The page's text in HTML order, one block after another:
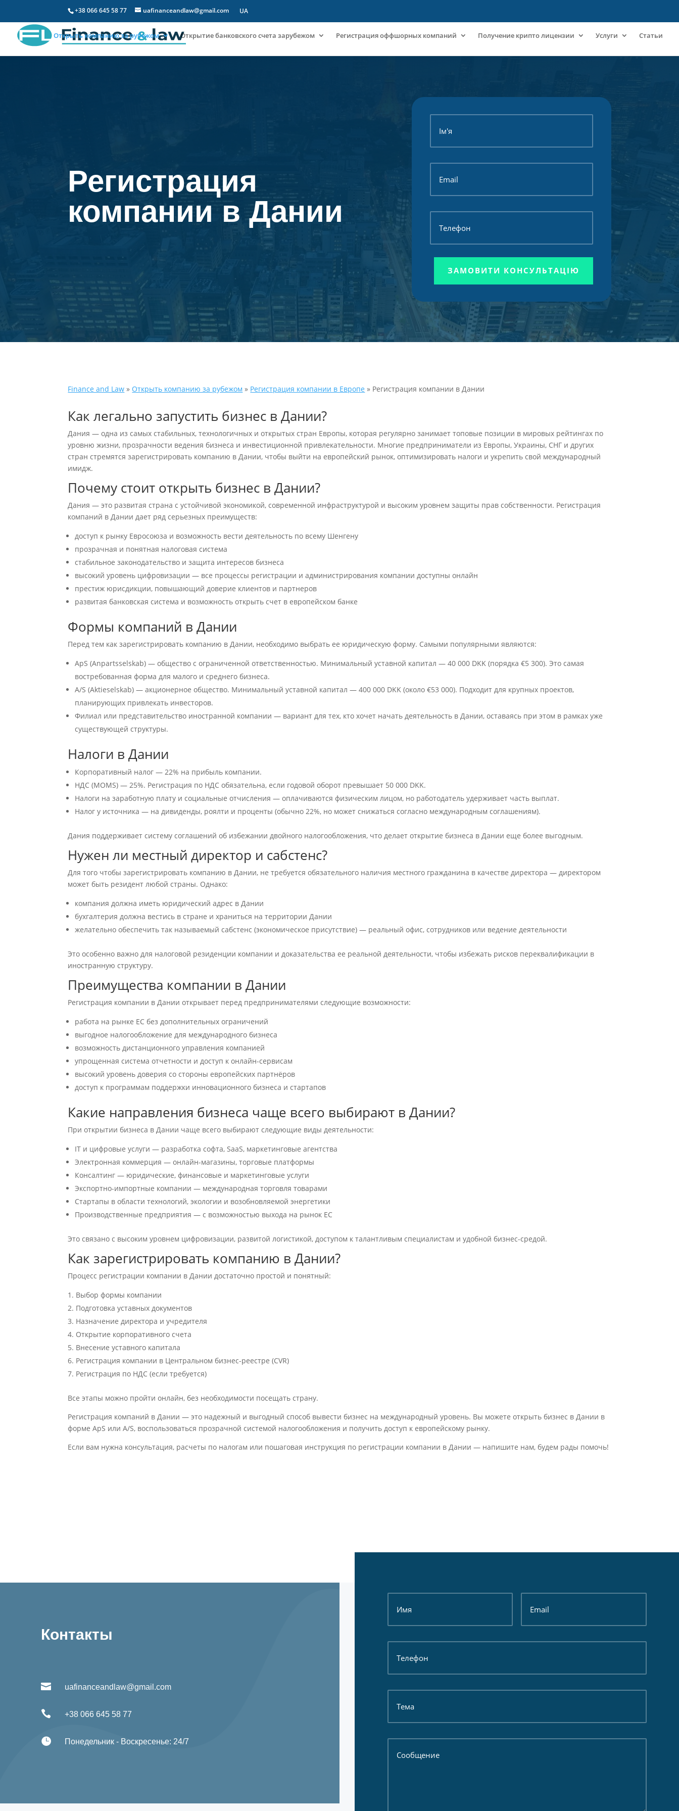
+38 066 645 58 77 uafinanceandlaw@gmail.com UA
Открыть компанию за рубежом Открытие банковского счета зарубежом Регистрация оффшорных компаний Получение крипто лицензии Услуги Статьи
Регистрация
компании в Дании
ЗАМОВИТИ КОНСУЛЬТАЦІЮ
Finance and Law » Открыть компанию за рубежом » Регистрация компании в Европе » Регистрация компании в Дании
Как легально запустить бизнес в Дании?
Дания — одна из самых стабильных, технологичных и открытых стран Европы, которая регулярно занимает топовые позиции в мировых рейтингах по
уровню жизни, прозрачности ведения бизнеса и инвестиционной привлекательности. Многие предприниматели из Европы, Украины, СНГ и других
стран стремятся зарегистрировать компанию в Дании, чтобы выйти на европейский рынок, оптимизировать налоги и укрепить свой международный
имидж.
Почему стоит открыть бизнес в Дании?
Дания — это развитая страна с устойчивой экономикой, современной инфраструктурой и высоким уровнем защиты прав собственности. Регистрация
компаний в Дании дает ряд серьезных преимуществ:
доступ к рынку Евросоюза и возможность вести деятельность по всему Шенгену
прозрачная и понятная налоговая система
стабильное законодательство и защита интересов бизнеса
высокий уровень цифровизации — все процессы регистрации и администрирования компании доступны онлайн
престиж юрисдикции, повышающий доверие клиентов и партнеров
развитая банковская система и возможность открыть счет в европейском банке
Формы компаний в Дании
Перед тем как зарегистрировать компанию в Дании, необходимо выбрать ее юридическую форму. Самыми популярными являются:
ApS (Anpartsselskab) — общество с ограниченной ответственностью. Минимальный уставной капитал — 40 000 DKK (порядка€5 300). Это самая
востребованная форма для малого и среднего бизнеса.
A/S (Aktieselskab) — акционерное общество. Минимальный уставной капитал — 400 000 DKK (около€53 000). Подходит для крупных проектов,
планирующих привлекать инвесторов.
Филиал или представительство иностранной компании — вариант для тех, кто хочет начать деятельность в Дании, оставаясь при этом в рамках уже
существующей структуры.
Налоги в Дании
Корпоративный налог — 22% на прибыль компании.
НДС (MOMS) — 25%. Регистрация по НДС обязательна, если годовой оборот превышает 50 000 DKK.
Налоги на заработную плату и социальные отчисления — оплачиваются физическим лицом, но работодатель удерживает часть выплат.
Налог у источника — на дивиденды, роялти и проценты (обычно 22%, но может снижаться согласно международным соглашениям).
Дания поддерживает систему соглашений об избежании двойного налогообложения, что делает открытие бизнеса в Дании еще более выгодным.
Нужен ли местный директор и сабстенс?
Для того чтобы зарегистрировать компанию в Дании, не требуется обязательного наличия местного гражданина в качестве директора — директором
может быть резидент любой страны. Однако:
компания должна иметь юридический адрес в Дании
бухгалтерия должна вестись в стране и храниться на территории Дании
желательно обеспечить так называемый сабстенс (экономическое присутствие) — реальный офис, сотрудников или ведение деятельности
Это особенно важно для налоговой резиденции компании и доказательства ее реальной деятельности, чтобы избежать рисков переквалификации в
иностранную структуру.
Преимущества компании в Дании
Регистрация компании в Дании открывает перед предпринимателями следующие возможности:
работа на рынке ЕС без дополнительных ограничений
выгодное налогообложение для международного бизнеса
возможность дистанционного управления компанией
упрощенная система отчетности и доступ к онлайн-сервисам
высокий уровень доверия со стороны европейских партнёров
доступ к программам поддержки инновационного бизнеса и стартапов
Какие направления бизнеса чаще всего выбирают в Дании?
При открытии бизнеса в Дании чаще всего выбирают следующие виды деятельности:
IT и цифровые услуги — разработка софта, SaaS, маркетинговые агентства
Электронная коммерция — онлайн-магазины, торговые платформы
Консалтинг — юридические, финансовые и маркетинговые услуги
Экспортно-импортные компании — международная торговля товарами
Стартапы в области технологий, экологии и возобновляемой энергетики
Производственные предприятия — с возможностью выхода на рынок ЕС
Это связано с высоким уровнем цифровизации, развитой логистикой, доступом к талантливым специалистам и удобной бизнес-средой.
Как зарегистрировать компанию в Дании?
Процесс регистрации компании в Дании достаточно простой и понятный:
Выбор формы компании
Подготовка уставных документов
Назначение директора и учредителя
Открытие корпоративного счета
Внесение уставного капитала
Регистрация компании в Центральном бизнес-реестре (CVR)
Регистрация по НДС (если требуется)
Все этапы можно пройти онлайн, без необходимости посещать страну.
Регистрация компаний в Дании — это надежный и выгодный способ вывести бизнес на международный уровень. Вы можете открыть бизнес в Дании в
форме ApS или A/S, воспользоваться прозрачной системой налогообложения и получить доступ к европейскому рынку.
Если вам нужна консультация, расчеты по налогам или пошаговая инструкция по регистрации компании в Дании — напишите нам, будем рады помочь!
Контакты
 uafinanceandlaw@gmail.com
 +38 066 645 58 77
 Понедельник - Воскресенье: 24/7